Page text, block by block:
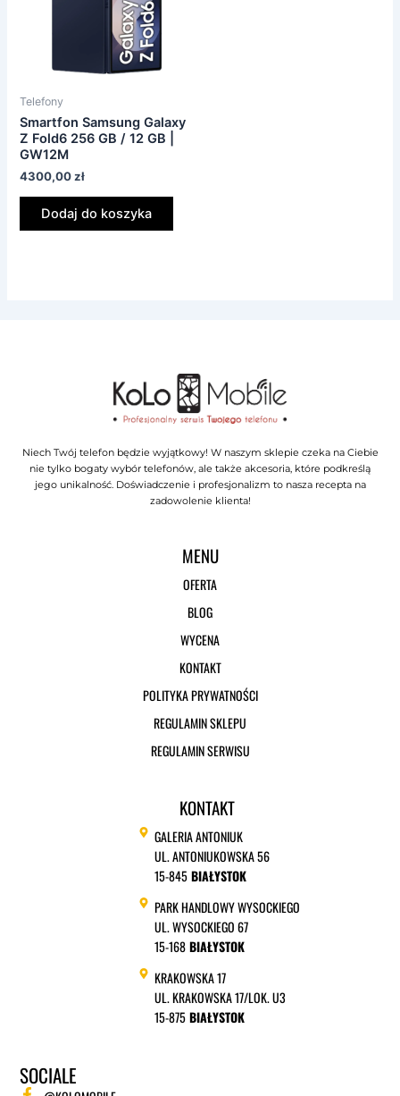
Telefony
Smartfon Samsung Galaxy
Z Fold6 256 GB / 12 GB |
GW12M
4300,00zł
Dodaj do koszyka
Niech Twój telefon będzie wyjątkowy! W naszym sklepie czeka na Ciebie
nie tylko bogaty wybór telefonów, ale także akcesoria, które podkreślą
jego unikalność. Doświadczenie i profesjonalizm to nasza recepta na
zadowolenie klienta!
SOCIALE
MENU
OFERTA
BLOG
WYCENA
KONTAKT
POLITYKA PRYWATNOŚCI
REGULAMIN SKLEPU
REGULAMIN SERWISU
KONTAKT
GALERIA ANTONIUK
UL. ANTONIUKOWSKA 56
15-845BIAŁYSTOK
PARK HANDLOWY WYSOCKIEGO
UL. WYSOCKIEGO 67
15-168BIAŁYSTOK
KRAKOWSKA 17
UL. KRAKOWSKA 17/LOK. U3
15-875BIAŁYSTOK